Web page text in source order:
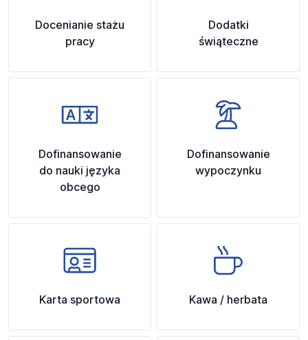
Docenianie stażu
pracy
Dodatki
świąteczne
Dofinansowanie
do nauki języka
obcego
Dofinansowanie
wypoczynku
Karta sportowa Kawa / herbata